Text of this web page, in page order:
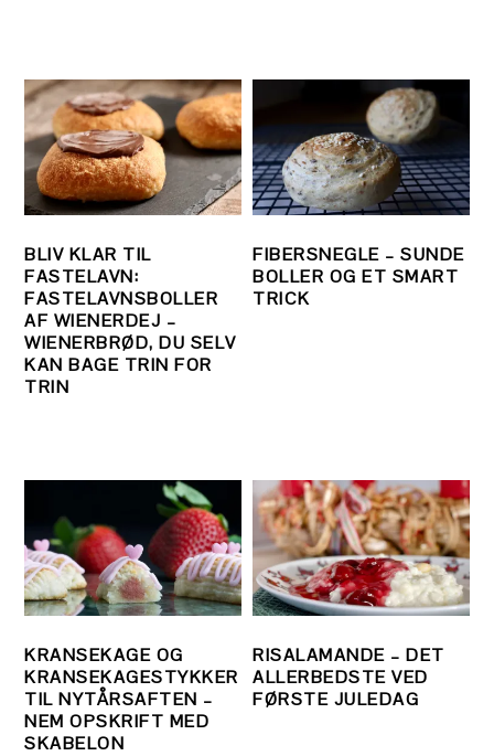
BLIV KLAR TIL
FASTELAVN:
FASTELAVNSBOLLER
AF WIENERDEJ –
WIENERBRØD, DU SELV
KAN BAGE TRIN FOR
TRIN
FIBERSNEGLE – SUNDE
BOLLER OG ET SMART
TRICK
KRANSEKAGE OG
KRANSEKAGESTYKKER
TIL NYTÅRSAFTEN –
NEM OPSKRIFT MED
SKABELON
RISALAMANDE – DET
ALLERBEDSTE VED
FØRSTE JULEDAG